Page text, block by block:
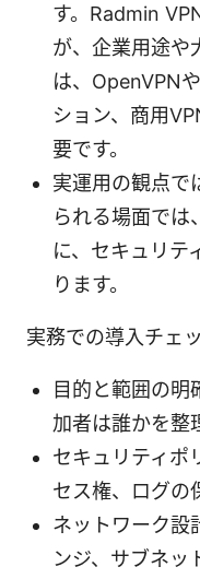
す。Radmin
が、企業用途や
は、OpenVPN
ション、商用
要です。
実運用の観点で
られる場面では
に、セキュリテ
ります。
実務での導入チェ
目的と範囲の明
加者は誰かを整
セキュリティポ
セス権、ログの
ネットワーク設
ンジ、サブネッ